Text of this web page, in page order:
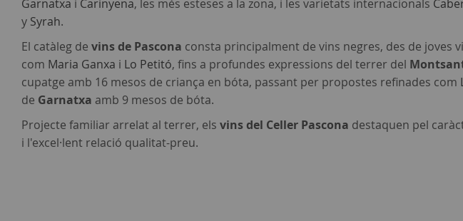
Garnatxa i Carinyena, les més esteses a la zona, i les varietats internacionals
y Syrah.
El catàleg de vins de Pascona consta principalment de vins negres, des de joves
com Maria Ganxa i Lo Petitó, fins a profundes expressions del terrer del
cupatge amb 16 mesos de criança en bóta, passant per propostes refinades com
de Garnatxa amb 9 mesos de bóta.
Projecte familiar arrelat al terrer, els vins del Celler Pascona destaquen pel
i l'excel·lent relació qualitat-preu.